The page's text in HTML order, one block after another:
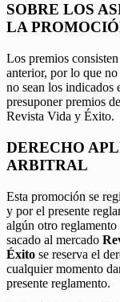
SOBRE LOS
LA
Los premios
anterior, por lo que
no sean los indicados
presuponer premios
Revista Vida y Éxito.
DERECHO
ARBITRAL
Esta promoción se
y por el presente
algún otro
sacado al mercado
Éxito se reserva el
cualquier momento
presente reglamento.